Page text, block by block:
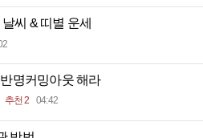
씨 & 띠별 운세
명커밍아웃 해라
추천 2 04:42